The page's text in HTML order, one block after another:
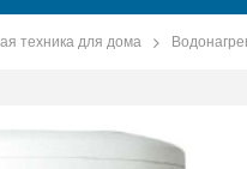
техника для дома